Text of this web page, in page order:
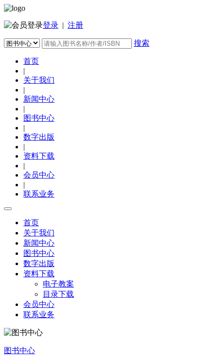
登录 | 注册
搜索
首页
|
关于我们
|
新闻中心
|
图书中心
|
数字出版
|
资料下载
|
会员中心
|
联系业务
首页
关于我们
新闻中心
图书中心
数字出版
资料下载
电子教案
目录下载
会员中心
联系业务
图书中心